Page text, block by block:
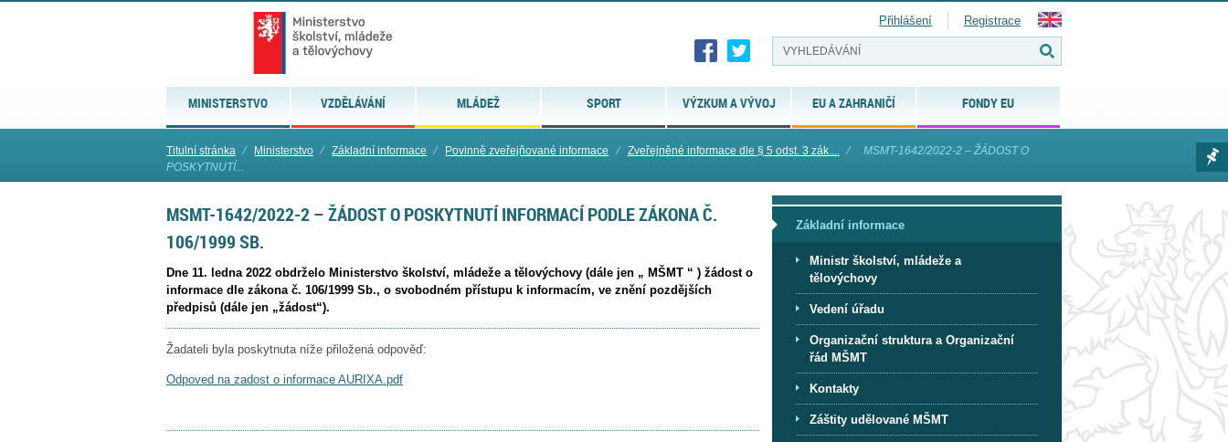
MINISTERSTVO VZDĚLÁVÁNÍ MLÁDEŽ SPORT VÝZKUM A VÝVOJ EU A ZAHRANIČÍ FONDY EU
Přihlášení Registrace
Titulní stránka ⁄ Ministerstvo ⁄ Základní informace ⁄ Povinně zveřejňované informace ⁄ Zveřejněné informace dle § 5 odst. 3 zák.... ⁄
MSMT-1642/2022-2 – ŽÁDOST O
POSKYTNUTÍ...
MSMT-1642/2022-2 – ŽÁDOST O POSKYTNUTÍ INFORMACÍ PODLE ZÁKONA Č.
106/1999 SB.
Dne 11. ledna 2022 obdrželo Ministerstvo školství, mládeže a tělovýchovy (dále jen „ MŠMT “ ) žádost o
informace dle zákona č. 106/1999 Sb., o svobodném přístupu k informacím, ve znění pozdějších
předpisů (dále jen „žádost“).
Žadateli byla poskytnuta níže přiložená odpověď:
Odpoved na zadost o informace AURIXA.pdf
Základní informace
Ministr školství, mládeže a
tělovýchovy
Vedení úřadu
Organizační struktura a Organizační
řád MŠMT
Kontakty
Záštity udělované MŠMT